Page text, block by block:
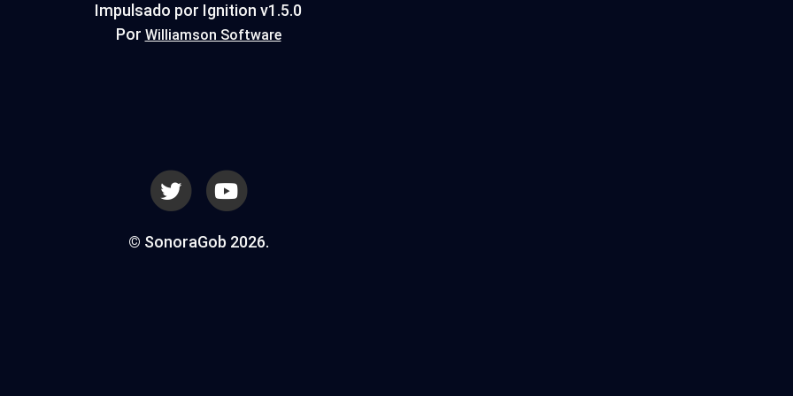
Impulsado por Ignition v1.5.0
Por Williamson Software
© SonoraGob 2026.